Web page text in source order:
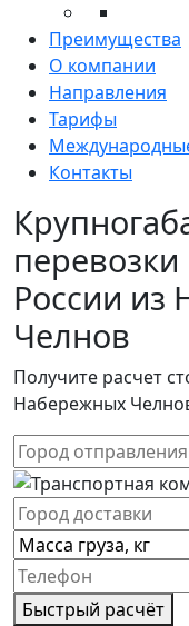
Преимущества
О компании
Направления
Тарифы
Контакты
России из
Челнов
Получите расчет
Набережных
Быстрый расчёт